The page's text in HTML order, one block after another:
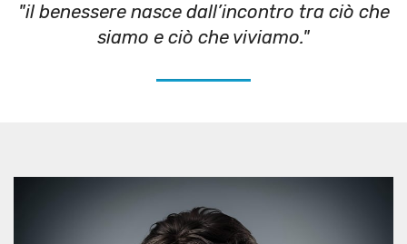
"il benessere nasce dall’incontro tra ciò che
siamo e ciò che viviamo."